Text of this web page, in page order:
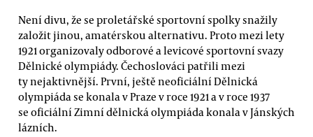
Není divu, že se proletářské sportovní spolky snažily
založit jinou, amatérskou alternativu. Proto mezi lety
1921 organizovaly odborové a levicové sportovní svazy
Dělnické olympiády. Čechoslováci patřili mezi
ty nejaktivnější. První, ještě neoficiální Dělnická
olympiáda se konala v Praze v roce 1921 a v roce 1937
se oficiální Zimní dělnická olympiáda konala v Jánských
lázních.